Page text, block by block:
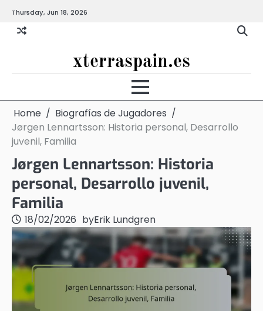
content
Thursday, Jun 18, 2026
xterraspain.es
Home
Biografías de Jugadores
Jørgen Lennartsson: Historia personal, Desarrollo
juvenil, Familia
Jørgen Lennartsson: Historia
personal, Desarrollo juvenil,
Familia
18/02/2026 byErik Lundgren